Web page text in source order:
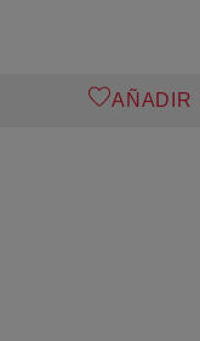
AÑADIR